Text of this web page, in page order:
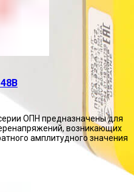
ОПН предназначены для
возникающих
амплитудного значения